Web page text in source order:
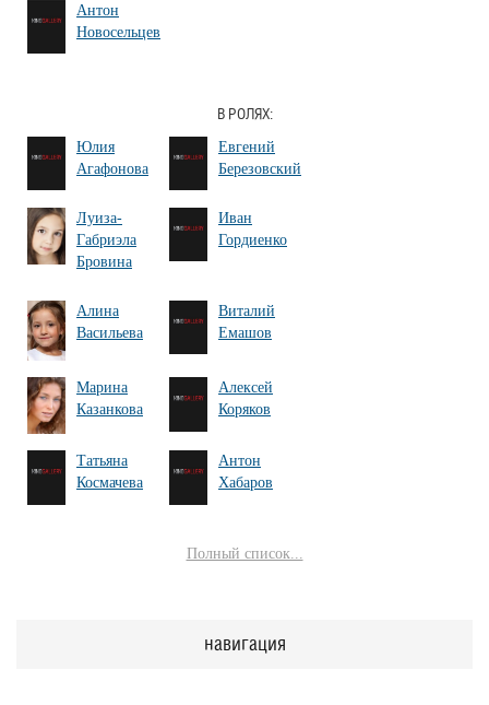
Антон
Новосельцев
В РОЛЯХ:
Юлия
Агафонова
Евгений
Березовский
Луиза-
Габриэла
Бровина
Иван
Гордиенко
Алина
Васильева
Виталий
Емашов
Марина
Казанкова
Алексей
Коряков
Татьяна
Космачева
Антон
Хабаров
Полный список...
навигация